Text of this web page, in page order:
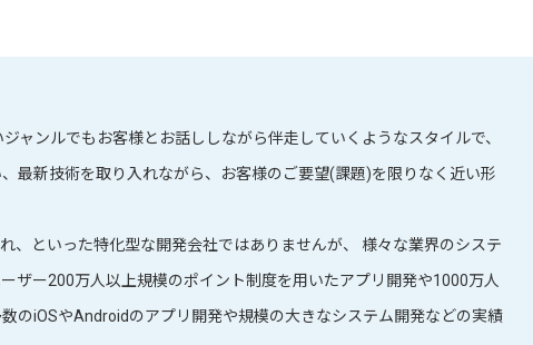
ャンルでもお客様とお話ししながら伴走していくようなスタイルで、
最新技術を取り入れながら、お客様のご要望(課題)を限りなく近い形
、といった特化型な開発会社ではありませんが、 様々な業界のシステ
ザー200万人以上規模のポイント制度を用いたアプリ開発や1000万人
のiOSやAndroidのアプリ開発や規模の大きなシステム開発などの実績